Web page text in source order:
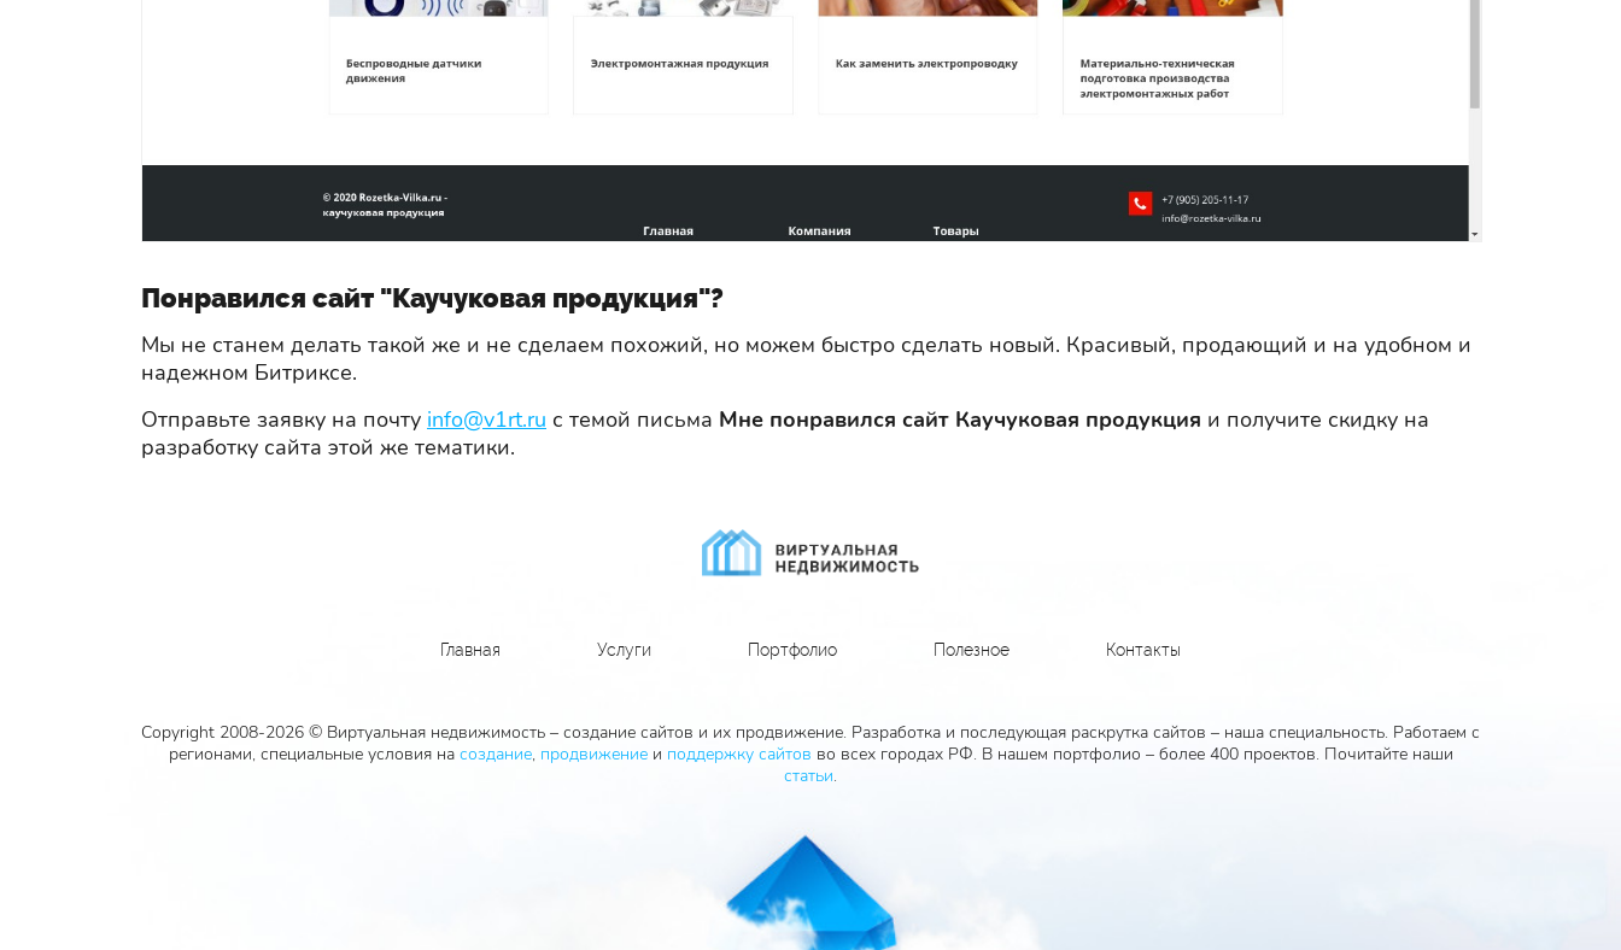
Понравился сайт "Каучуковая продукция"?
Мы не станем делать такой же и не сделаем похожий, но можем быстро сделать новый. Красивый, продающий и на удобном и
надежном Битриксе.
Отправьте заявку на почту info@v1rt.ru с темой письма Мне понравился сайт Каучуковая продукция и получите скидку на
разработку сайта этой же тематики.
Главная Услуги Портфолио Полезное Контакты
Copyright 2008-2026 © Виртуальная недвижимость – создание сайтов и их продвижение. Разработка и последующая раскрутка сайтов – наша специальность. Работаем с
регионами, специальные условия на создание, продвижениеи поддержку сайтов во всех городах РФ. В нашем портфолио – более 400 проектов. Почитайте наши
статьи.